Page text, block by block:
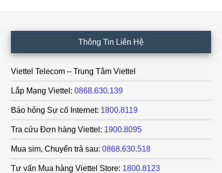
Thông Tin Liên Hệ
Viettel Telecom – Trung Tâm Viettel
Lắp Mạng Viettel: 0868.630.139
Báo hỏng Sự cố Internet: 1800.8119
Tra cứu Đơn hàng Viettel: 1900.8095
Mua sim, Chuyển trả sau: 0868.630.518
Tư vấn Mua hàng Viettel Store: 1800.8123